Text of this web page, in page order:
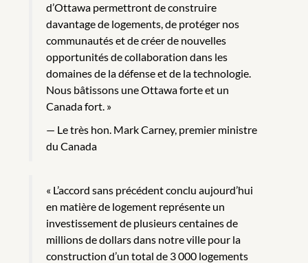
d’Ottawa permettront de construire
davantage de logements, de protéger nos
communautés et de créer de nouvelles
opportunités de collaboration dans les
domaines de la défense et de la technologie.
Nous bâtissons une Ottawa forte et un
Canada fort. »
Le très hon. Mark Carney, premier ministre
du Canada
« L’accord sans précédent conclu aujourd’hui
en matière de logement représente un
investissement de plusieurs centaines de
millions de dollars dans notre ville pour la
construction d’un total de 3 000 logements